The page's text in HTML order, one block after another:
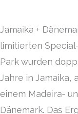
Jamaika +
limitierten
Park wurden
Jahre in Jamaika,
einem Madeira-
Dänemark. Das